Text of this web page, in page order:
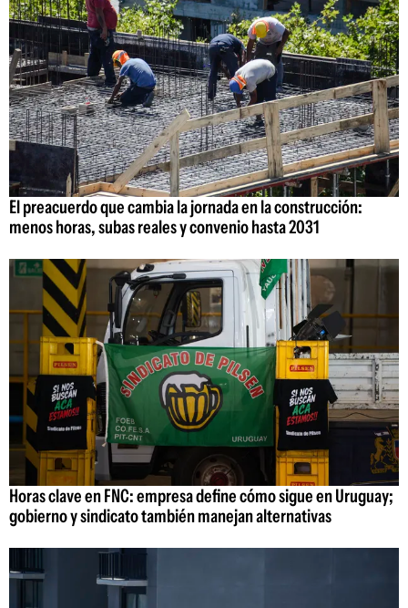
El preacuerdo que cambia la jornada en la construcción:
menos horas, subas reales y convenio hasta 2031
Horas clave en FNC: empresa define cómo sigue en Uruguay;
gobierno y sindicato también manejan alternativas